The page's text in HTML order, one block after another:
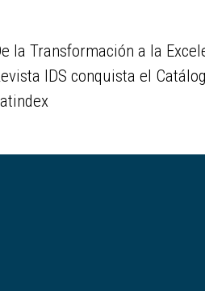
la Transformación a la
IDS conquista el